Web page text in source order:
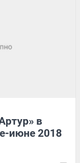
в
июне 2018